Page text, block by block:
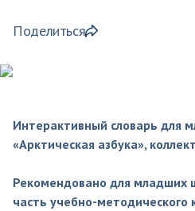
Поделиться
Интерактивный словарь для
«Арктическая азбука»,
Рекомендовано для младших
часть учебно-методического